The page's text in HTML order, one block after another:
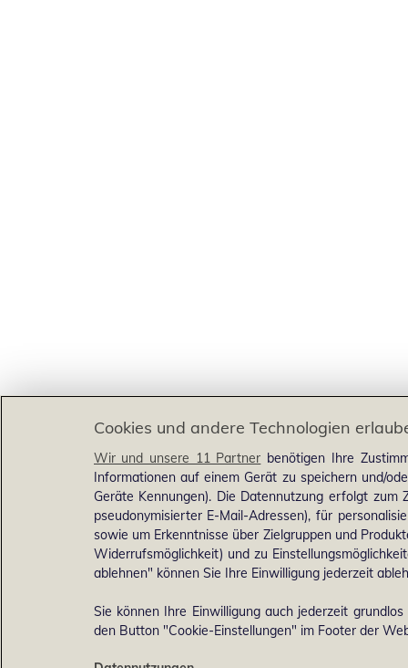
Cookies und andere Technologien
Wir und unsere 11 Partner benötigen Ihre
Informationen auf einem Gerät zu speichern und/
Geräte Kennungen). Die Datennutzung erfolgt
pseudonymisierter E-Mail-Adressen), für
sowie um Erkenntnisse über Zielgruppen und
Widerrufsmöglichkeit) und zu
ablehnen" können Sie Ihre Einwilligung jederzeit
Sie können Ihre Einwilligung auch jederzeit
den Button "Cookie-Einstellungen" im Footer der